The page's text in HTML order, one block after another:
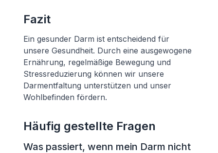
Fazit
Ein gesunder Darm ist entscheidend für
unsere Gesundheit. Durch eine ausgewogene
Ernährung, regelmäßige Bewegung und
Stressreduzierung können wir unsere
Darmentfaltung unterstützen und unser
Wohlbefinden fördern.
Häufig gestellte Fragen
Was passiert, wenn mein Darm nicht